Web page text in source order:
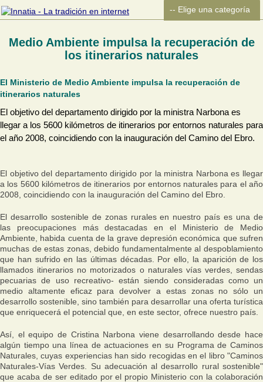
Medio Ambiente impulsa la recuperación de
los itinerarios naturales
El Ministerio de Medio Ambiente impulsa la recuperación de
itinerarios naturales
El objetivo del departamento dirigido por la ministra Narbona es
llegar a los 5600 kilómetros de itinerarios por entornos naturales para
el año 2008, coincidiendo con la inauguración del Camino del Ebro.
El objetivo del departamento dirigido por la ministra Narbona es llegar
a los 5600 kilómetros de itinerarios por entornos naturales para el año
2008, coincidiendo con la inauguración del Camino del Ebro.
El desarrollo sostenible de zonas rurales en nuestro país es una de
las preocupaciones más destacadas en el Ministerio de Medio
Ambiente, habida cuenta de la grave depresión económica que sufren
muchas de estas zonas, debido fundamentalmente al despoblamiento
que han sufrido en las últimas décadas. Por ello, la aparición de los
llamados itinerarios no motorizados o naturales vías verdes, sendas
pecuarias de uso recreativo- están siendo consideradas como un
medio altamente eficaz para devolver a estas zonas no sólo un
desarrollo sostenible, sino también para desarrollar una oferta turística
que enriquecerá el potencial que, en este sector, ofrece nuestro país.
Así, el equipo de Cristina Narbona viene desarrollando desde hace
algún tiempo una línea de actuaciones en su Programa de Caminos
Naturales, cuyas experiencias han sido recogidas en el libro "Caminos
Naturales-Vías Verdes. Su adecuación al desarrollo rural sostenible"
que acaba de ser editado por el propio Ministerio con la colaboración